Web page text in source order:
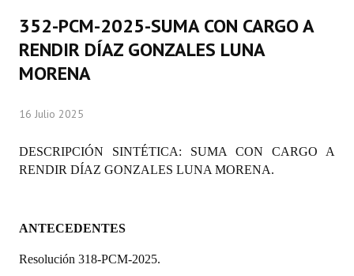
Comisiones Permanentes
Comisiones Especiales
LEGISLACIÓN
Constitución Provincial
Carta Orgánica 2007
352-PCM-2025-SUMA CON CARGO A
RENDIR DÍAZ GONZALES LUNA
MORENA
16 Julio 2025
DESCRIPCIÓN SINTÉTICA: SUMA CON CARGO A
RENDIR DÍAZ GONZALES LUNA MORENA.
ANTECEDENTES
Resolución 318-PCM-2025.